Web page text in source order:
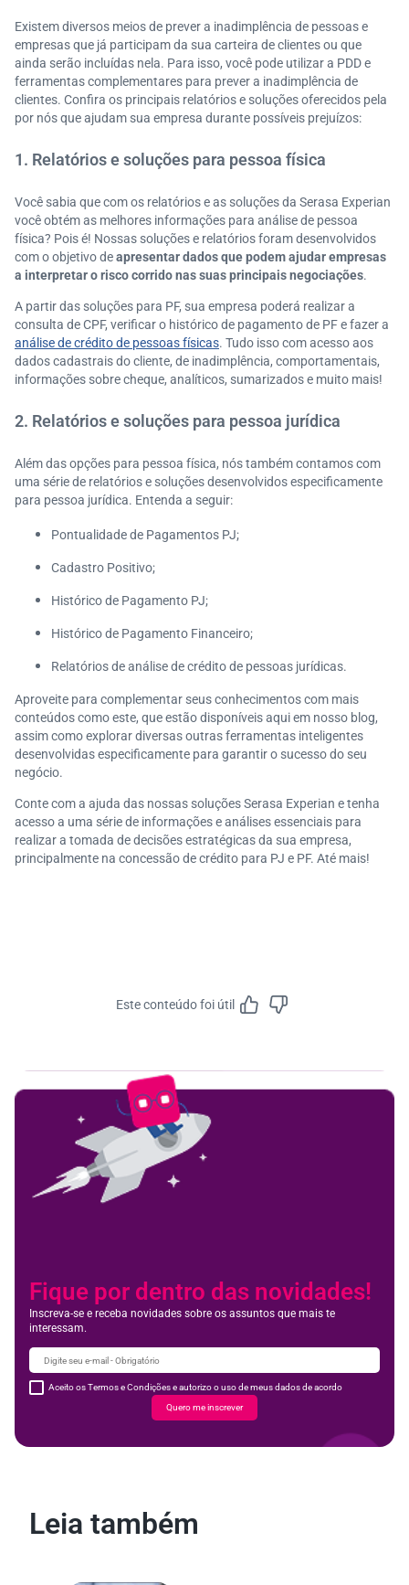
Existem diversos meios de prever a inadimplência de pessoas e
empresas que já participam da sua carteira de clientes ou que
ainda serão incluídas nela. Para isso, você pode utilizar a PDD e
ferramentas complementares para prever a inadimplência de
clientes. Confira os principais relatórios e soluções oferecidos pela
por nós que ajudam sua empresa durante possíveis prejuízos:
1. Relatórios e soluções para pessoa física
Você sabia que com os relatórios e as soluções da Serasa Experian
você obtém as melhores informações para análise de pessoa
física? Pois é! Nossas soluções e relatórios foram desenvolvidos
com o objetivo deapresentar dados que podem ajudar empresas
a interpretar o risco corrido nas suas principais negociações.
A partir das soluções para PF, sua empresa poderá realizar a
consulta de CPF, verificar o histórico de pagamento de PF e fazer a
análise de crédito de pessoas físicas. Tudo isso com acesso aos
dados cadastrais do cliente, de inadimplência, comportamentais,
informações sobre cheque, analíticos, sumarizados e muito mais!
2. Relatórios e soluções para pessoa jurídica
Além das opções para pessoa física, nós também contamos com
uma série de relatórios e soluções desenvolvidos especificamente
para pessoa jurídica. Entenda a seguir:
Pontualidade de Pagamentos PJ;
Cadastro Positivo;
Histórico de Pagamento PJ;
Histórico de Pagamento Financeiro;
Relatórios de análise de crédito de pessoas jurídicas.
Aproveite para complementar seus conhecimentos com mais
conteúdos como este, que estão disponíveis aqui em nosso blog,
assim como explorar diversas outras ferramentas inteligentes
desenvolvidas especificamente para garantir o sucesso do seu
negócio.
Conte com a ajuda das nossas soluções Serasa Experian e tenha
acesso a uma série de informações e análises essenciais para
realizar a tomada de decisões estratégicas da sua empresa,
principalmente na concessão de crédito para PJ e PF. Até mais!
Este conteúdo foi útil
Fique por dentro das novidades!
Inscreva-se e receba novidades sobre os assuntos que mais te
interessam.
Aceito os Termos e Condições e autorizo o uso de meus dados de acordo
Quero me inscrever
Leia também